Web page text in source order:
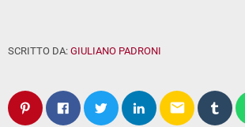
SCRITTO DA: GIULIANO PADRONI
email